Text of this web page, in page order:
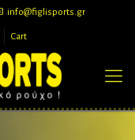
info@figlisports.gr
Cart